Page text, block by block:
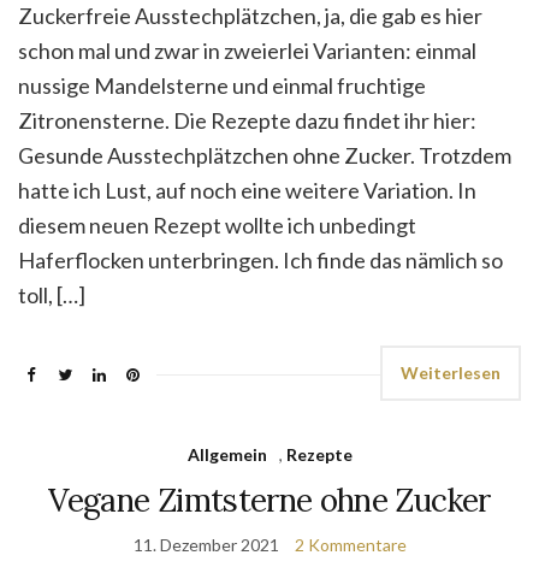
Zuckerfreie Ausstechplätzchen, ja, die gab es hier
schon mal und zwar in zweierlei Varianten: einmal
nussige Mandelsterne und einmal fruchtige
Zitronensterne. Die Rezepte dazu findet ihr hier:
Gesunde Ausstechplätzchen ohne Zucker. Trotzdem
hatte ich Lust, auf noch eine weitere Variation. In
diesem neuen Rezept wollte ich unbedingt
Haferflocken unterbringen. Ich finde das nämlich so
toll, […]
Weiterlesen
Allgemein , Rezepte
Vegane Zimtsterne ohne Zucker
11. Dezember 2021 2 Kommentare